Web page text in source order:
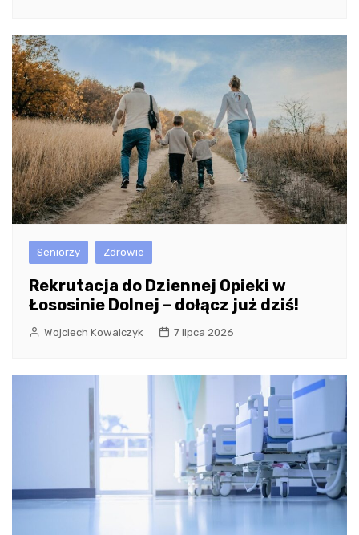
Seniorzy Zdrowie
Rekrutacja do Dziennej Opieki w
Łososinie Dolnej – dołącz już dziś!
Wojciech Kowalczyk 7 lipca 2026